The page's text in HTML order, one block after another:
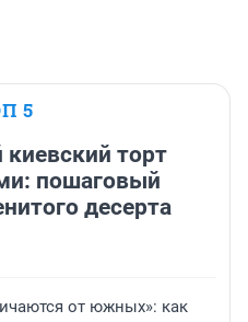
5
торт
пошаговый
десерта
от южных»: как